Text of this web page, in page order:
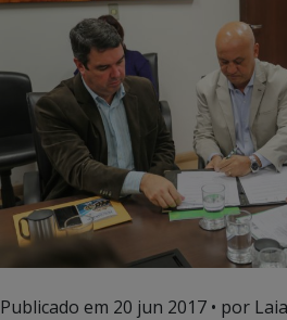
Publicado em 20 jun 2017 • por